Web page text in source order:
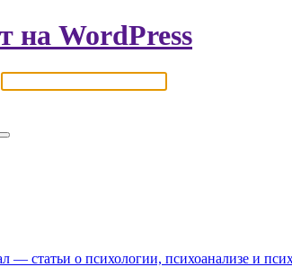
на WordPress
статьи о психологии, психоанализе и